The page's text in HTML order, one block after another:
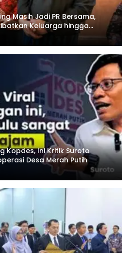
Masih Jadi PR Bersama,
Keluarga hingga
Kopdes, Ini Kritik Suroto
Desa Merah Putih